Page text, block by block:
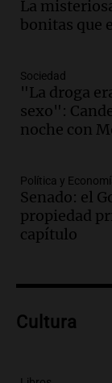
Audio.
Panorama
Episodios
Audio.
Episodios
Audio.
marcha
Episodios
Episodios
La
bonitas que
Sociedad
"La droga
sexo":
noche con
Política y
Senado: el
propiedad
capítulo
Cultura